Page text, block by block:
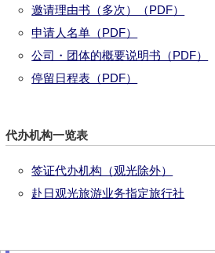
邀请理由书（多次）（PDF）
申请人名单（PDF）
公司・团体的概要说明书（PDF）
停留日程表（PDF）
代办机构一览表
签证代办机构（观光除外）
赴日观光旅游业务指定旅行社